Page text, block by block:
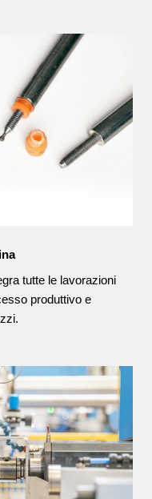
tutte le lavorazioni
produttivo e